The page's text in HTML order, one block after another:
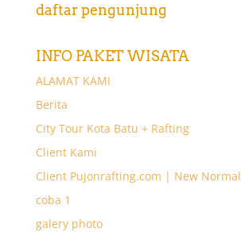
daftar pengunjung
INFO PAKET WISATA
ALAMAT KAMI
Berita
City Tour Kota Batu + Rafting
Client Kami
Client Pujonrafting.com | New Normal
coba 1
galery photo